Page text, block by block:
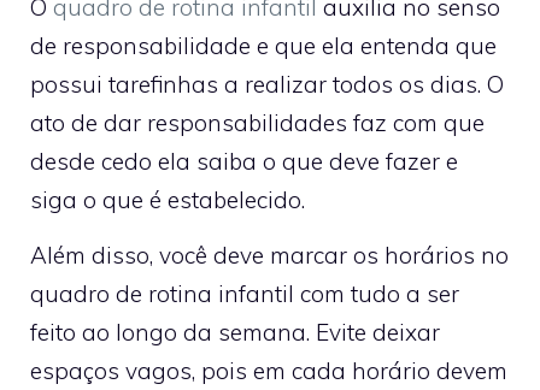
O quadro de rotina infantil auxilia no senso
de responsabilidade e que ela entenda que
possui tarefinhas a realizar todos os dias. O
ato de dar responsabilidades faz com que
desde cedo ela saiba o que deve fazer e
siga o que é estabelecido.
Além disso, você deve marcar os horários no
quadro de rotina infantil com tudo a ser
feito ao longo da semana. Evite deixar
espaços vagos, pois em cada horário devem